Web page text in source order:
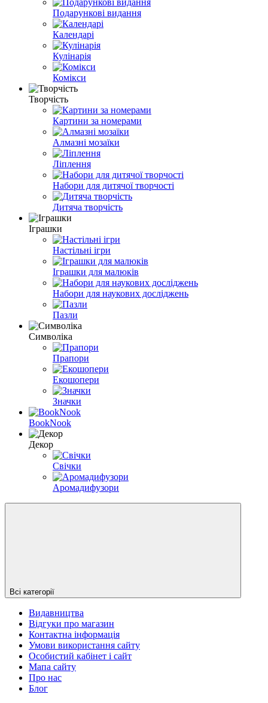
Подарункові видання
Календарі
Кулінарія
Комікси
Творчість
Картини за номерами
Алмазні мозаїки
Ліплення
Набори для дитячої творчості
Дитяча творчість
Іграшки
Настільні ігри
Іграшки для малюків
Набори для наукових досліджень
Пазли
Символіка
Прапори
Екошопери
Значки
BookNook
Декор
Свічки
Аромадифузори
Всі категорії
Видавництва
Відгуки про магазин
Контактна інформація
Умови використання сайту
Особистий кабінет і сайт
Мапа сайту
Про нас
Блог